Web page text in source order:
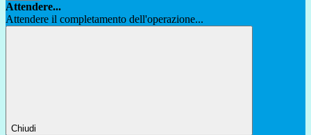
Attendere...
Attendere il completamento dell'operazione...
Chiudi